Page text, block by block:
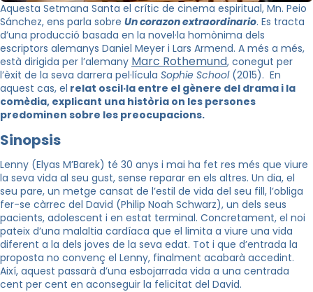
Aquesta Setmana Santa el crític de cinema espiritual, Mn. Peio
Sánchez, ens parla sobre Un corazon extraordinario. Es tracta
d’una producció basada en la novel·la homònima dels
escriptors alemanys Daniel Meyer i Lars Armend. A més a més,
està dirigida per l’alemany Marc Rothemund, conegut per
l’èxit de la seva darrera pel·lícula Sophie School(2015). En
aquest cas, el relat oscil·la entre el gènere del drama i la
comèdia, explicant una història on les persones
predominen sobre les preocupacions.
Sinopsis
Lenny (Elyas M’Barek) té 30 anys i mai ha fet res més que viure
la seva vida al seu gust, sense reparar en els altres. Un dia, el
seu pare, un metge cansat de l’estil de vida del seu fill, l’obliga
fer-se càrrec del David (Philip Noah Schwarz), un dels seus
pacients, adolescent i en estat terminal. Concretament, el noi
pateix d’una malaltia cardíaca que el limita a viure una vida
diferent a la dels joves de la seva edat. Tot i que d’entrada la
proposta no convenç el Lenny, finalment acabarà accedint.
Així, aquest passarà d’una esbojarrada vida a una centrada
cent per cent en aconseguir la felicitat del David.